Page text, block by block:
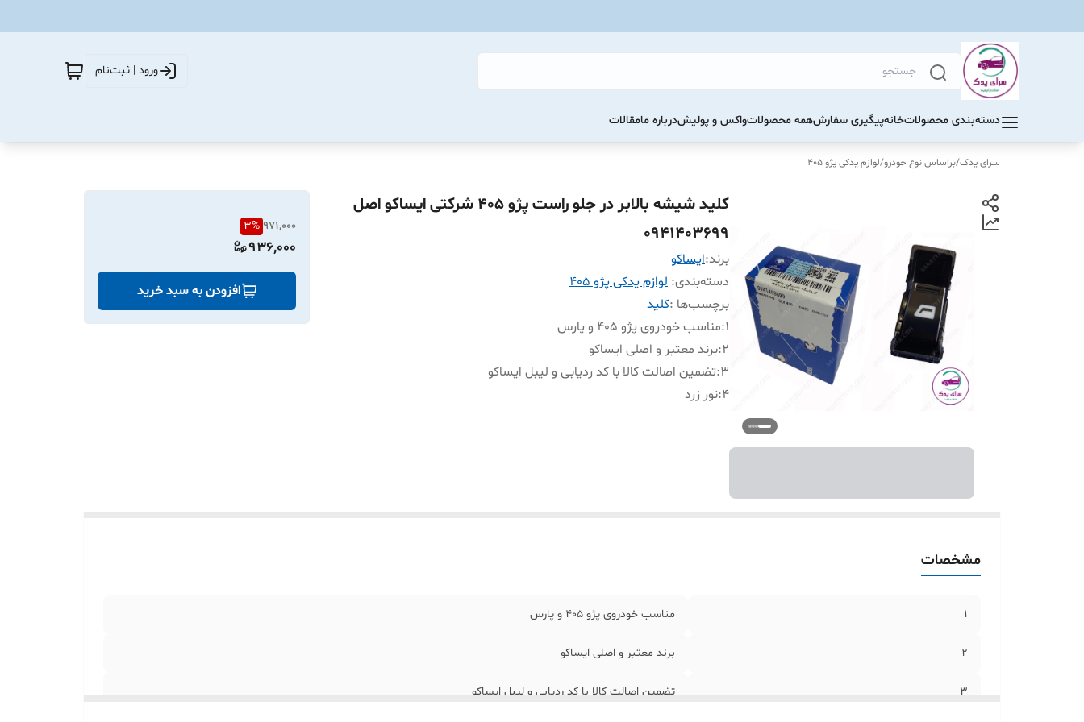
ورود | ثبت‌نام
دسته‌بندی محصولاتخانهپیگیری سفارشهمه محصولاتواکس و پولیشدرباره مامقالات
سرای یدک/براساس نوع خودرو/لوازم یدکی پژو 405
کلید شیشه بالابر در جلو راست پژو 405 شرکتی ایساکو اصل
0941403699
برند:ايساکو
دسته‌بندی: لوازم یدکی پژو 405
برچسب‌ها :کلید
1
:مناسب خودروی پژو 405 و پارس
2
:برند معتبر و اصلی ایساکو
3
:تضمین اصالت کالا با کد ردیابی و لیبل ایساکو
4
:نور زرد
971,000
3%
936,000
افزودن به سبد خرید
مشخصات
1 مناسب خودروی پژو 405 و پارس
2 برند معتبر و اصلی ایساکو
3 تضمین اصالت کالا با کد ردیابی و لیبل ایساکو